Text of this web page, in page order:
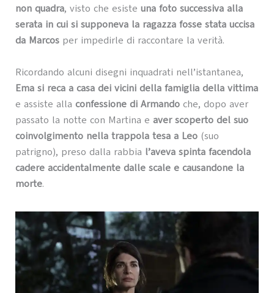
non quadra, visto che esiste una foto successiva alla
serata in cui si supponeva la ragazza fosse stata uccisa
da Marcosper impedirle di raccontare la verità.
Ricordando alcuni disegni inquadrati nell’istantanea,
Ema si reca a casa dei vicini della famiglia della vittima
e assiste alla confessione di Armandoche, dopo aver
passato la notte con Martina e aver scoperto del suo
coinvolgimento nella trappola tesa a Leo(suo
patrigno), preso dalla rabbia l’aveva spinta facendola
cadere accidentalmente dalle scale e causandone la
morte.